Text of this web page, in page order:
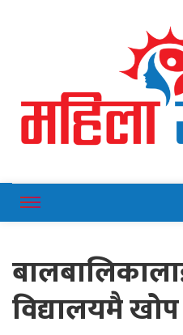
विद्यालयमै